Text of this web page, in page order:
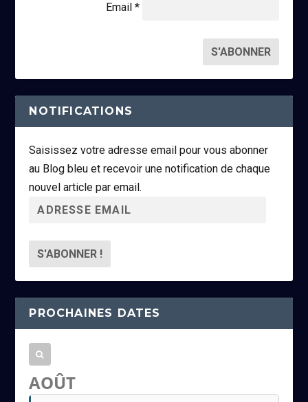
Email *
NOTIFICATIONS
Saisissez votre adresse email pour vous abonner
au Blog bleu et recevoir une notification de chaque
nouvel article par email.
r
s
s
e
m
i
PROCHAINES DATES
AOÛT